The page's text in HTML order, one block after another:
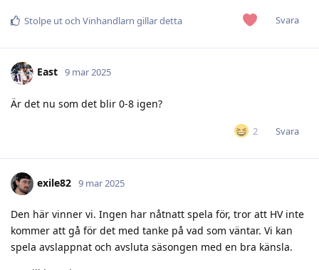
Svara
Stolpe utoch Vinhandlarn gillar detta
East 9 mar 2025
Är det nu som det blir 0-8 igen?
2 Svara
exile82 9 mar 2025
Den här vinner vi. Ingen har nåtnatt spela för, tror att HV inte
kommer att gå för det med tanke på vad som väntar. Vi kan
spela avslappnat och avsluta säsongen med en bra känsla.